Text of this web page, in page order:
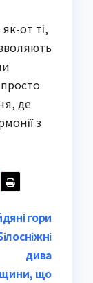
як-от ті,
де
з
гори
дива
що